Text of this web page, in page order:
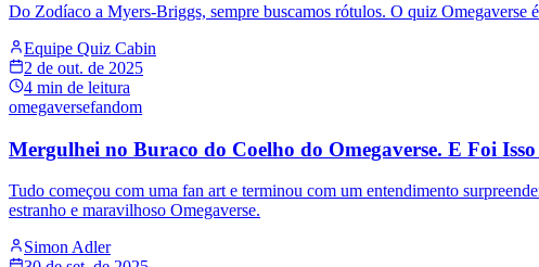
Do Zodíaco a Myers-Briggs, sempre buscamos rótulos. O quiz Omegaverse
Equipe Quiz Cabin
2 de out. de 2025
4 min de leitura
omegaversefandom
Mergulhei no Buraco do Coelho do Omegaverse. E Foi
Tudo começou com uma fan art e terminou com um entendimento
estranho e maravilhoso Omegaverse.
Simon Adler